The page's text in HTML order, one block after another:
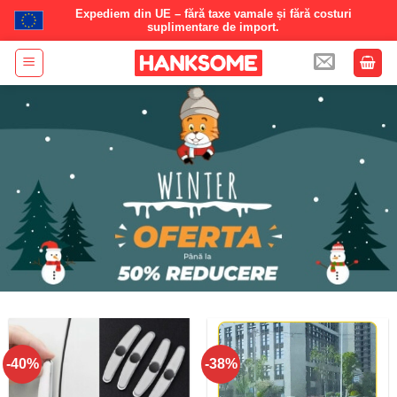
Expediem din UE – fără taxe vamale și fără costuri
suplimentare de import.
Skip
-40% -38%